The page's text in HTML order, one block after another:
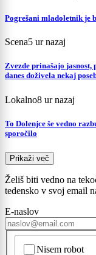
Pogrešani mladoletnik je
Scena5 ur nazaj
Zvezde prinašajo jasnost,
danes doživela nekaj
Lokalno8 ur nazaj
To Dolenjce še vedno
sporočilo
Prikaži več
Želiš biti vedno na
tedensko v svoj email
E-naslov
Nisem robot